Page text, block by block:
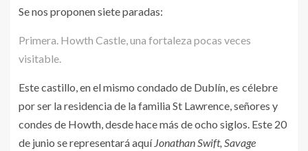
Se nos proponen siete paradas:
Primera. Howth Castle, una fortaleza pocas veces
visitable.
Este castillo, en el mismo condado de Dublín, es célebre
por ser la residencia de la familia St Lawrence, señores y
condes de Howth, desde hace más de ocho siglos. Este 20
de junio se representará aquíJonathan Swift, Savage